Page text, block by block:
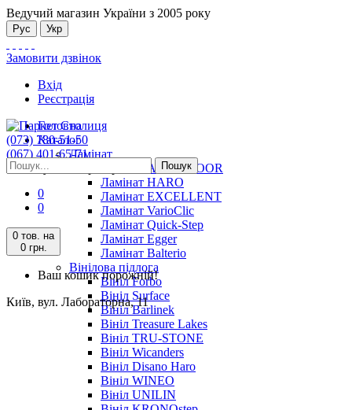
Ведучий магазин України з 2005 року
Рус Укр
Замовити дзвінок
Вхід
Реєстрація
(073) 780-51-50
(067) 401-65-71
Київ, вул. Лабораторна, 11
Пошук
0
0
0 тов. на
0 грн.
Ваш кошик порожній!
Київ, вул. Лабораторна, 11
Головна
Каталог
Ламінат
Ламінат ALSAFLOOR
Ламінат HARO
Ламінат EXCELLENT
Ламінат VarioClic
Ламінат Quick-Step
Ламінат Egger
Ламінат Balterio
Вінілова підлога
Вініл Forbo
Вініл Surface
Вініл Barlinek
Вініл Treasure Lakes
Вініл TRU-STONE
Вініл Wicanders
Вініл Disano Haro
Вініл WINEO
Вініл UNILIN